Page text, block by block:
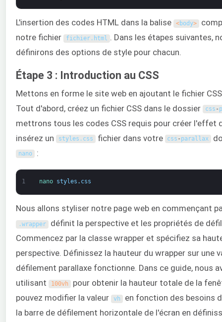
L'insertion des codes HTML dans la balise <body>
notre fichier
fichier. html . Dans les étapes suivantes,
définirons des options de style pour chacun.
Étape 3 : Introduction au CSS
Mettons en forme le site web en ajoutant le fichier
Tout d'abord, créez un fichier CSS dans le dossier
css -
mettrons tous les codes CSS requis pour créer l'effet
insérez un
styles . css fichier dans votre css - parallax
nano :
1 nano styles . css
Nous allons styliser notre page web en commençant
.wrapper définit la perspective et les propriétés de
Commencez par la classe wrapper et spécifiez sa
perspective. Définissez la hauteur du wrapper sur une
défilement parallaxe fonctionne. Dans ce guide, nous
utilisant
100vh pour obtenir la hauteur totale de la
pouvez modifier la valeur
vh en fonction des besoins
la barre de défilement horizontale de l'écran en